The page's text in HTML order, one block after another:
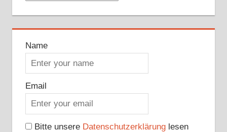
Name
Email
Bitte unsere Datenschutzerklärunglesen